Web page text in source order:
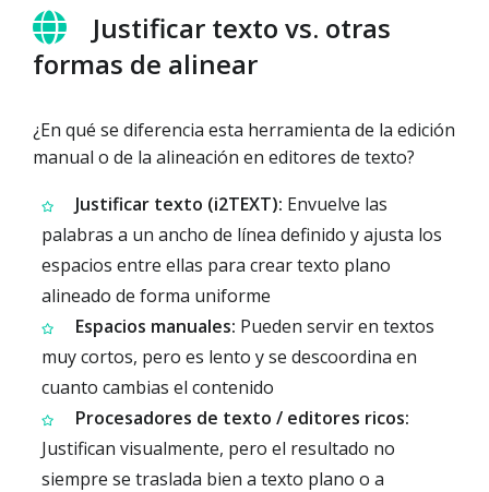
Justificar texto vs. otras
formas de alinear
¿En qué se diferencia esta herramienta de la edición
manual o de la alineación en editores de texto?
Justificar texto (i2TEXT): Envuelve las
palabras a un ancho de línea definido y ajusta los
espacios entre ellas para crear texto plano
alineado de forma uniforme
Espacios manuales: Pueden servir en textos
muy cortos, pero es lento y se descoordina en
cuanto cambias el contenido
Procesadores de texto / editores ricos:
Justifican visualmente, pero el resultado no
siempre se traslada bien a texto plano o a